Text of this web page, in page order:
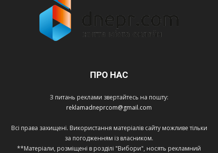
ПРО НАС
З питань реклами звертайтесь на пошту:
reklamadneprcom@gmail.com
Всі права захищені. Використання матеріалів сайту можливе тільки
за погодженням із власником.
**Матеріали, розміщені в розділі "Вибори", носять рекламний